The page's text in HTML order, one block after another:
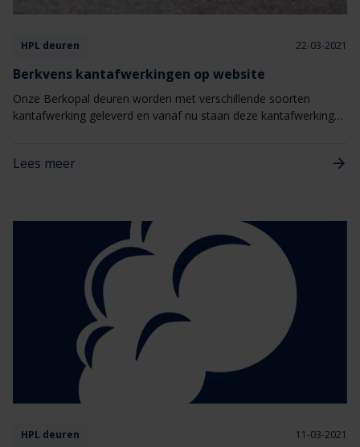
HPL deuren 22-03-2021
Berkvens kantafwerkingen op website
Onze Berkopal deuren worden met verschillende soorten
kantafwerking geleverd en vanaf nu staan deze kantafwerkingen
Zo waarborgen wij de kwaliteit van HPL-deuren: de binnendeur
Lees meer
HPL deuren 11-03-2021